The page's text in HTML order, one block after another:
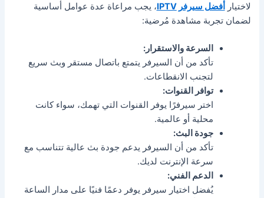
لاختيار أفضل سيرفر IPTV
، يجب مراعاة عدة عوامل أساسية
لضمان تجربة مشاهدة مُرضية:
السرعة والاستقرار:
تأكد من أن السيرفر يتمتع باتصال مستقر وبث سريع
لتجنب الانقطاعات.
توافر القنوات:
اختر سيرفرًا يوفر القنوات التي تهمك، سواء كانت
محلية أو عالمية.
جودة البث:
تأكد من أن السيرفر يدعم جودة بث عالية تتناسب مع
سرعة الإنترنت لديك.
الدعم الفني:
يُفضل اختيار سيرفر يوفر دعمًا فنيًا على مدار الساعة